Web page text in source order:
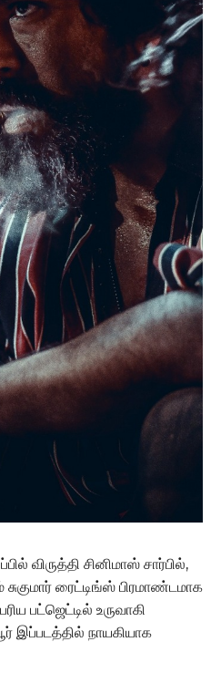
விருத்தி சினிமாஸ் சார்பில்,
ரைட்டிங்ஸ் பிரமாண்டமாக
பட்ஜெட்டில் உருவாகி
இப்படத்தில் நாயகியாக